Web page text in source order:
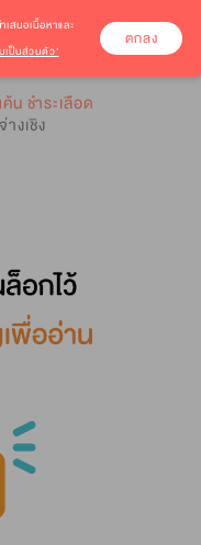
น ชำระเลือด
งเชิง
เสนอเนื้อหาและ
เป็นส่วนตัว’
ตกลง